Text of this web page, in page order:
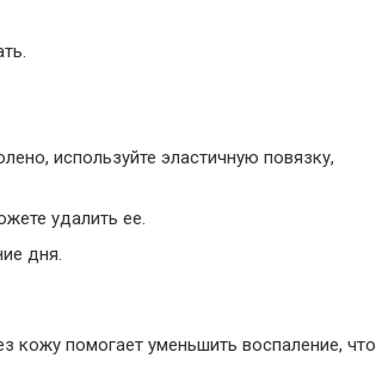
используйте эластичную повязку,
удалить ее.
дня.
кожу помогает уменьшить воспаление, что